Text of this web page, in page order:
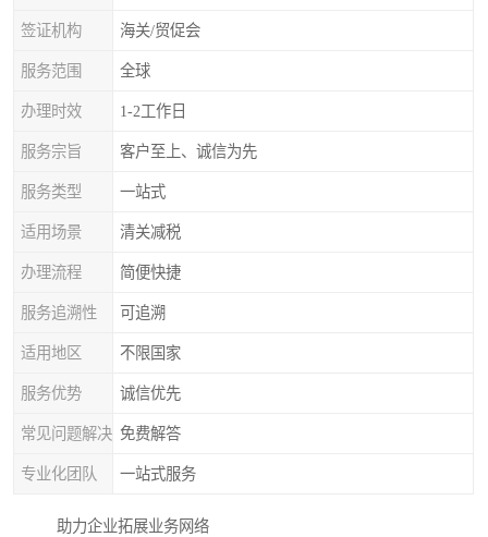
签证机构 海关/贸促会
服务范围 全球
办理时效 1-2工作日
服务宗旨 客户至上、诚信为先
服务类型 一站式
适用场景 清关减税
办理流程 简便快捷
服务追溯性 可追溯
适用地区 不限国家
服务优势 诚信优先
常见问题解决 免费解答
专业化团队 一站式服务
助力企业拓展业务网络